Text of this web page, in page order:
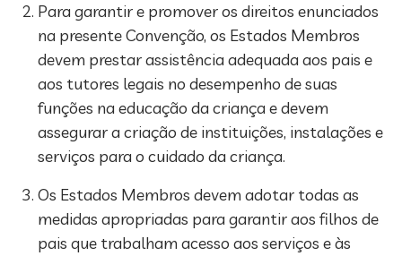
Para garantir e promover os direitos enunciados
na presente Convenção, os Estados Membros
devem prestar assistência adequada aos pais e
aos tutores legais no desempenho de suas
funções na educação da criança e devem
assegurar a criação de instituições, instalações e
serviços para o cuidado da criança.
Os Estados Membros devem adotar todas as
medidas apropriadas para garantir aos filhos de
pais que trabalham acesso aos serviços e às